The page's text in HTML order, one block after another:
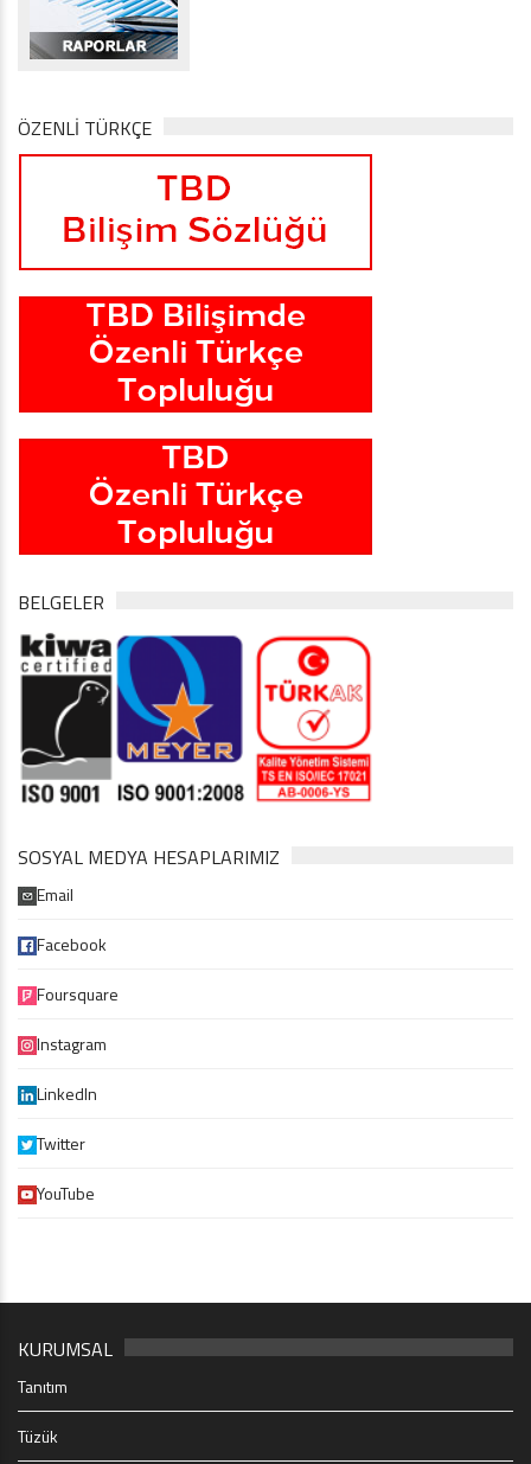
ÖZENLİ TÜRKÇE
BELGELER
SOSYAL MEDYA HESAPLARIMIZ
Email
Facebook
Foursquare
Instagram
LinkedIn
Twitter
YouTube
KURUMSAL
Tanıtım
Tüzük